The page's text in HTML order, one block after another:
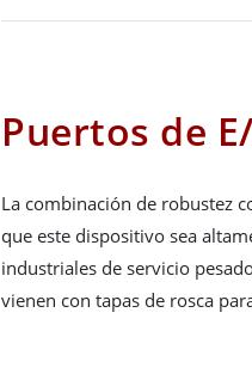
Puertos de
La combinación de robustez
que este dispositivo sea
industriales de servicio
vienen con tapas de rosca